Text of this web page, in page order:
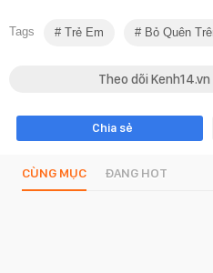
Tags Trẻ Em Bỏ Quên
Theo dõi
Chia sẻ
CÙNG MỤC ĐANG HOT